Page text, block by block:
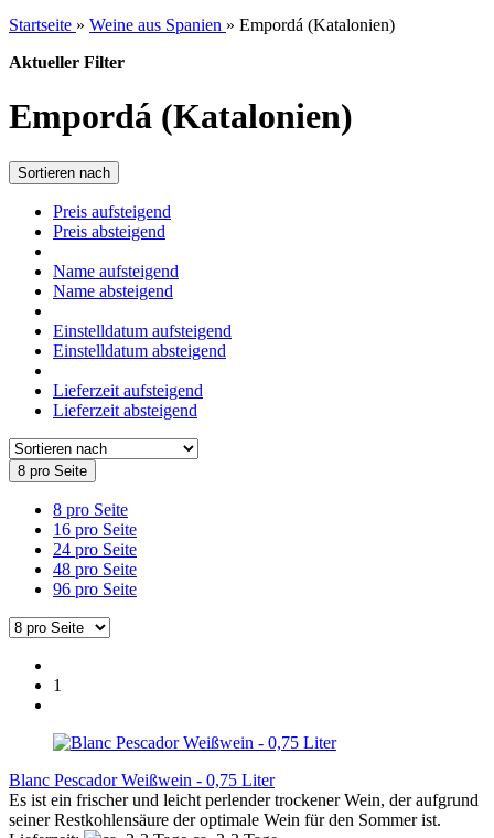
Startseite » Weine aus Spanien » Empordá (Katalonien)
Aktueller Filter
Empordá (Katalonien)
Sortieren nach
Preis aufsteigend
Preis absteigend
Name aufsteigend
Name absteigend
Einstelldatum aufsteigend
Einstelldatum absteigend
Lieferzeit aufsteigend
Lieferzeit absteigend
8 pro Seite
8 pro Seite
16 pro Seite
24 pro Seite
48 pro Seite
96 pro Seite
1
Blanc Pescador Weißwein - 0,75 Liter
Es ist ein frischer und leicht perlender trockener Wein, der aufgrund
seiner Restkohlensäure der optimale Wein für den Sommer ist.